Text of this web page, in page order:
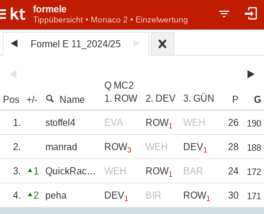
formele
Tippübersicht • Monaco 2 • Einzelwertung
Formel E 11_2024/25
Pos +/- Name
Q MC2
1. ROW
2. DEV 3. GÜN P G
1. stoffel4 EVA ROW1 WEH 26 190
2. manrad ROW3 WEH DEV1 28 188
3. 1 QuickRacer0815 WEH ROW1 BAR 24 172
4. 2 peha DEV1 BIR ROW1 30 171